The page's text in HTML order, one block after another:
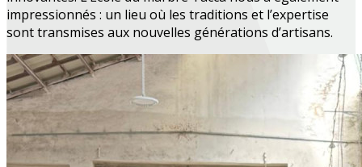
impressionnés : un lieu où les traditions et l’expertise
sont transmises aux nouvelles générations d’artisans.